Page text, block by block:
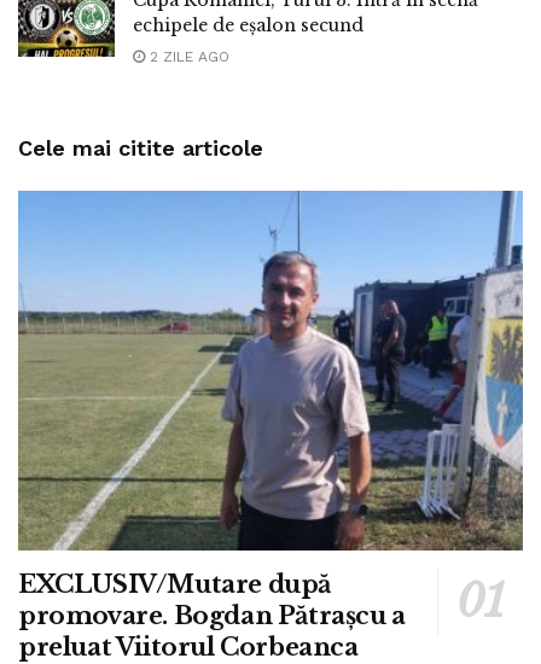
echipele de eșalon secund
2 ZILE AGO
Cele mai citite articole
EXCLUSIV/Mutare după
promovare. Bogdan Pătrașcu a
preluat Viitorul Corbeanca